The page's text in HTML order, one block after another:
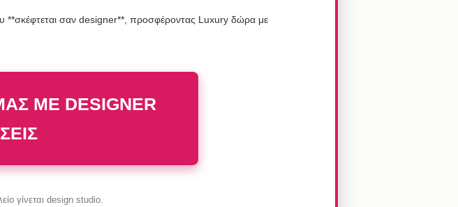
**σκέφτεται σαν designer**, προσφέροντας Luxury δώρα με
ΜΕ DESIGNER
γίνεται design studio.